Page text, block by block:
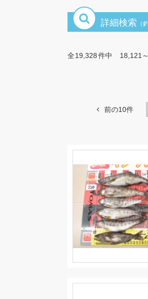
詳細検索 （
全19,328件中 18,121
前の10件